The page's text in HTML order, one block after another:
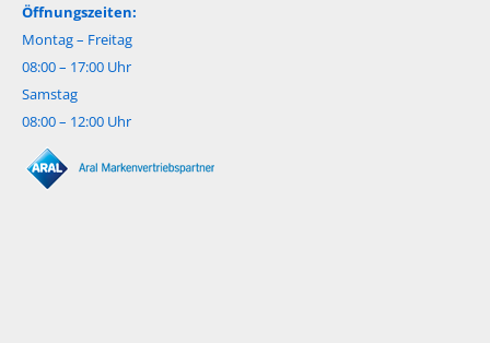
Öffnungszeiten:
Montag – Freitag
08:00 – 17:00 Uhr
Samstag
08:00 – 12:00 Uhr